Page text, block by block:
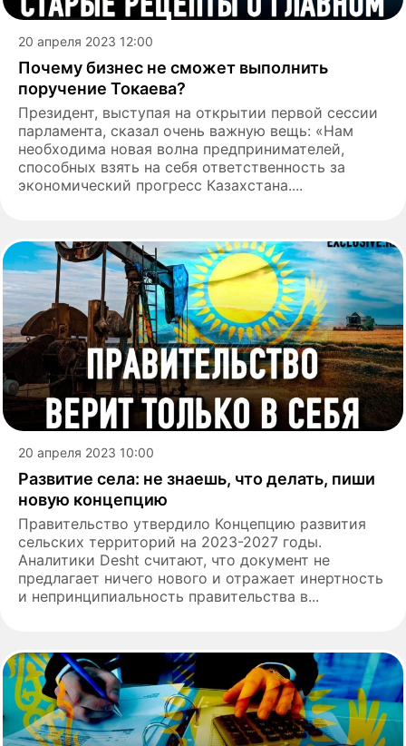
20 апреля 2023 12:00
Почему бизнес не сможет выполнить
поручение Токаева?
Президент, выступая на открытии первой сессии
парламента, сказал очень важную вещь: «Нам
необходима новая волна предпринимателей,
способных взять на себя ответственность за
экономический прогресс Казахстана....
20 апреля 2023 10:00
Развитие села: не знаешь, что делать, пиши
новую концепцию
Правительство утвердило Концепцию развития
сельских территорий на 2023-2027 годы.
Аналитики Desht считают, что документ не
предлагает ничего нового и отражает инертность
и непринципиальность правительства в...